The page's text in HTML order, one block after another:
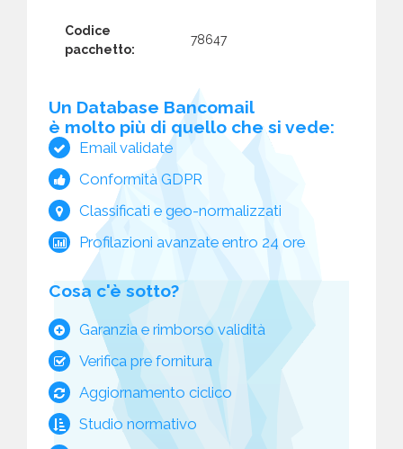
Codice
pacchetto:
78647
Un Database Bancomail
è molto più di quello che si vede:
Email validate
Conformità GDPR
Classificati e geo-normalizzati
Profilazioni avanzate entro 24 ore
Cosa c'è sotto?
Garanzia e rimborso validità
Verifica pre fornitura
Aggiornamento ciclico
Studio normativo